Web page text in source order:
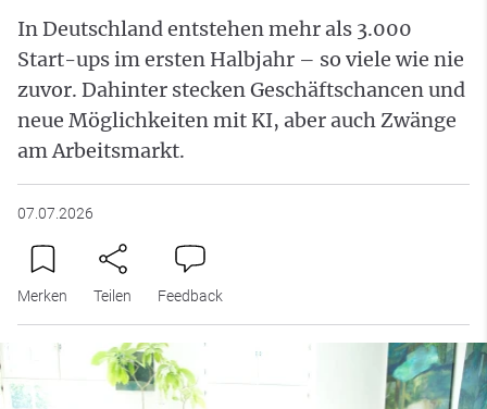
In Deutschland entstehen mehr als 3.000
Start-ups im ersten Halbjahr – so viele wie nie
zuvor. Dahinter stecken Geschäftschancen und
neue Möglichkeiten mit KI, aber auch Zwänge
am Arbeitsmarkt.
07.07.2026
Merken Teilen Feedback